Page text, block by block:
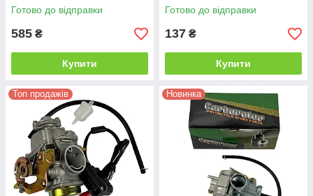
Готово до відправки
585 ₴
Купити
Готово до відправки
137 ₴
Купити
Топ продажів Новинка